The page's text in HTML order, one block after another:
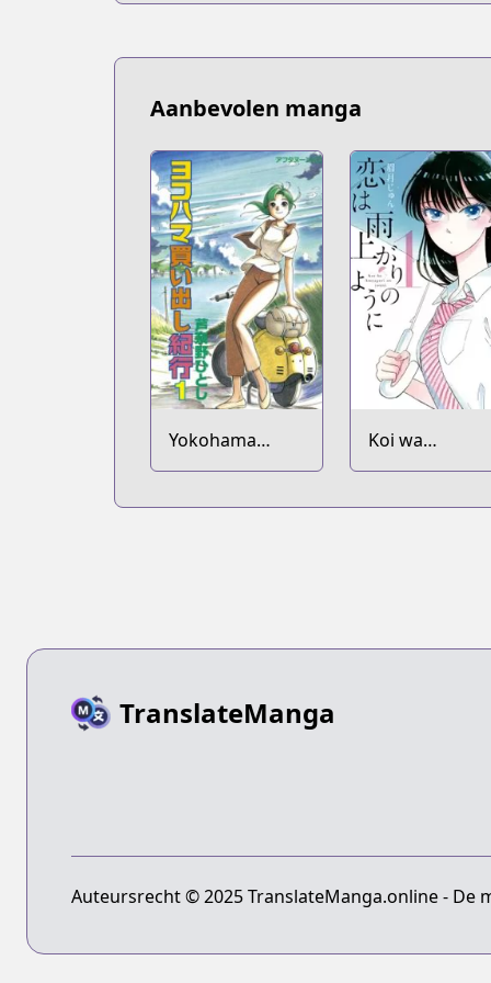
Aanbevolen manga
Yokohama
Kaidashi Kikou
Koi wa
Ameagari no
TranslateManga
Auteursrecht © 2025 TranslateManga.online -